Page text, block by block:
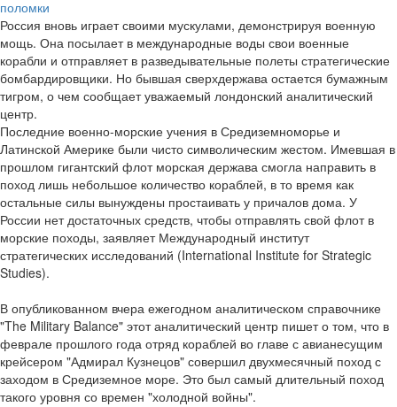
Россия вновь играет своими мускулами, демонстрируя военную
мощь. Она посылает в международные воды свои военные
корабли и отправляет в разведывательные полеты стратегические
бомбардировщики. Но бывшая сверхдержава остается бумажным
тигром, о чем сообщает уважаемый лондонский аналитический
центр.
Последние военно-морские учения в Средиземноморье и
Латинской Америке были чисто символическим жестом. Имевшая в
прошлом гигантский флот морская держава смогла направить в
поход лишь небольшое количество кораблей, в то время как
остальные силы вынуждены простаивать у причалов дома. У
России нет достаточных средств, чтобы отправлять свой флот в
морские походы, заявляет Международный институт
стратегических исследований (International Institute for Strategic
Studies).
В опубликованном вчера ежегодном аналитическом справочнике
"The Military Balance" этот аналитический центр пишет о том, что в
феврале прошлого года отряд кораблей во главе с авианесущим
крейсером "Адмирал Кузнецов" совершил двухмесячный поход с
заходом в Средиземное море. Это был самый длительный поход
такого уровня со времен "холодной войны".